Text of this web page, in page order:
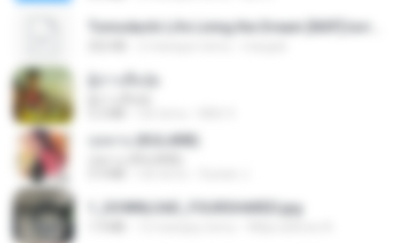
กุหลาบ (KULARB)
1_DOWNLOAD_FOURSHARED.jpg